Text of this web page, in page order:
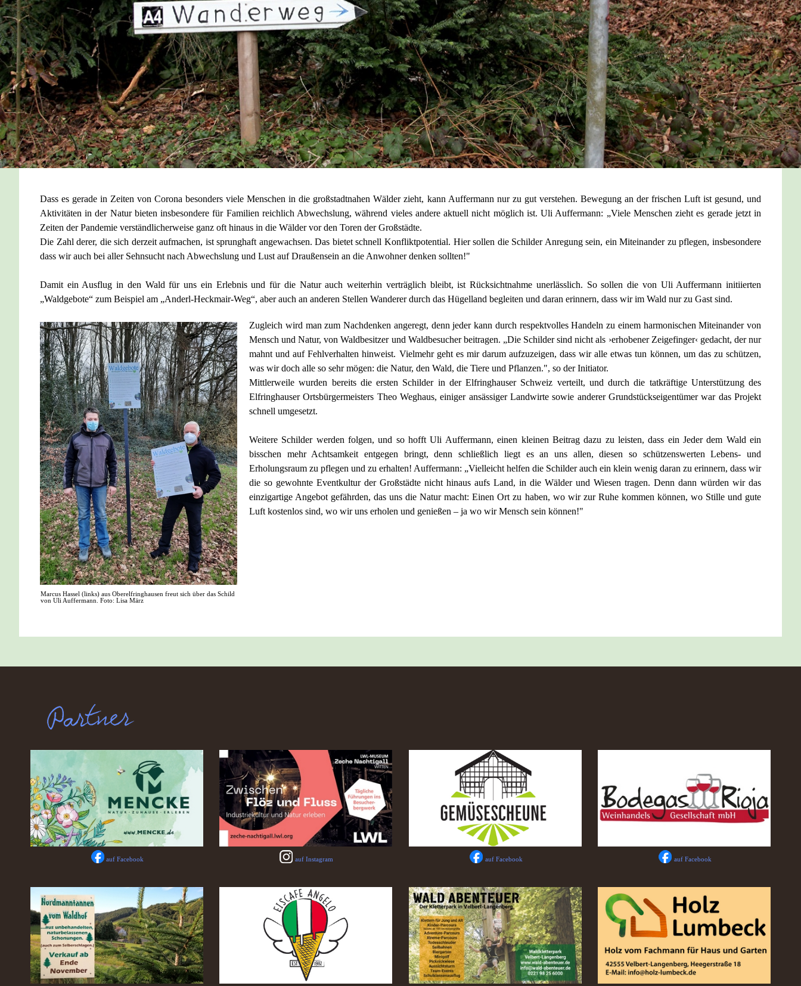
Dass es gerade in Zeiten von Corona besonders viele Menschen in die großstadtnahen Wälder zieht, kann Auffermann nur zu gut verstehen. Bewegung an der frischen Luft ist gesund, und
Aktivitäten in der Natur bieten insbesondere für Familien reichlich Abwechslung, während vieles andere aktuell nicht möglich ist. Uli Auffermann: „Viele Menschen zieht es gerade jetzt in
Zeiten der Pandemie verständlicherweise ganz oft hinaus in die Wälder vor den Toren der Großstädte.
Die Zahl derer, die sich derzeit aufmachen, ist sprunghaft angewachsen. Das bietet schnell Konfliktpotential. Hier sollen die Schilder Anregung sein, ein Miteinander zu pflegen, insbesondere
dass wir auch bei aller Sehnsucht nach Abwechslung und Lust auf Draußensein an die Anwohner denken sollten!"
Damit ein Ausflug in den Wald für uns ein Erlebnis und für die Natur auch weiterhin verträglich bleibt, ist Rücksichtnahme unerlässlich. So sollen die von Uli Auffermann initiierten
„Waldgebote“ zum Beispiel am „Anderl-Heckmair-Weg“, aber auch an anderen Stellen Wanderer durch das Hügelland begleiten und daran erinnern, dass wir im Wald nur zu Gast sind.
Marcus Hassel (links) aus Oberelfringhausen freut sich über das Schild
von Uli Auffermann. Foto: Lisa März
Zugleich wird man zum Nachdenken angeregt, denn jeder kann durch respektvolles Handeln zu einem harmonischen Miteinander von
Mensch und Natur, von Waldbesitzer und Waldbesucher beitragen. „Die Schilder sind nicht als ›erhobener Zeigefinger‹ gedacht, der nur
mahnt und auf Fehlverhalten hinweist. Vielmehr geht es mir darum aufzuzeigen, dass wir alle etwas tun können, um das zu schützen,
was wir doch alle so sehr mögen: die Natur, den Wald, die Tiere und Pflanzen.", so der Initiator.
Mittlerweile wurden bereits die ersten Schilder in der Elfringhauser Schweiz verteilt, und durch die tatkräftige Unterstützung des
Elfringhauser Ortsbürgermeisters Theo Weghaus, einiger ansässiger Landwirte sowie anderer Grundstückseigentümer war das Projekt
schnell umgesetzt.
Weitere Schilder werden folgen, und so hofft Uli Auffermann, einen kleinen Beitrag dazu zu leisten, dass ein Jeder dem Wald ein
bisschen mehr Achtsamkeit entgegen bringt, denn schließlich liegt es an uns allen, diesen so schützenswerten Lebens- und
Erholungsraum zu pflegen und zu erhalten! Auffermann: „Vielleicht helfen die Schilder auch ein klein wenig daran zu erinnern, dass wir
die so gewohnte Eventkultur der Großstädte nicht hinaus aufs Land, in die Wälder und Wiesen tragen. Denn dann würden wir das
einzigartige Angebot gefährden, das uns die Natur macht: Einen Ort zu haben, wo wir zur Ruhe kommen können, wo Stille und gute
Luft kostenlos sind, wo wir uns erholen und genießen – ja wo wir Mensch sein können!"
auf Instagram auf Facebook
auf Facebook auf Facebook